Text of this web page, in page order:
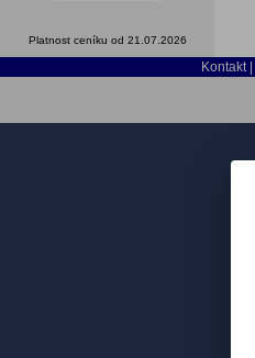
Platnost ceníku od 21.07.2026
Kontakt